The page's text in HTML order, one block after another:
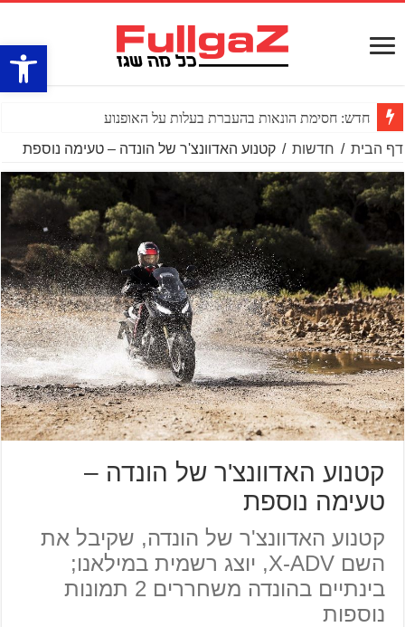
פתח
חדש: חסימת הונאות בהעברת בעלות על האופנוע
דף הבית / חדשות / קטנוע האדוונצ'ר של הונדה – טעימה נוספת
קטנוע האדוונצ'ר של הונדה –
טעימה נוספת
קטנוע האדוונצ'ר של הונדה, שקיבל את
השם X-ADV, יוצג רשמית במילאנו;
בינתיים בהונדה משחררים 2 תמונות
נוספות